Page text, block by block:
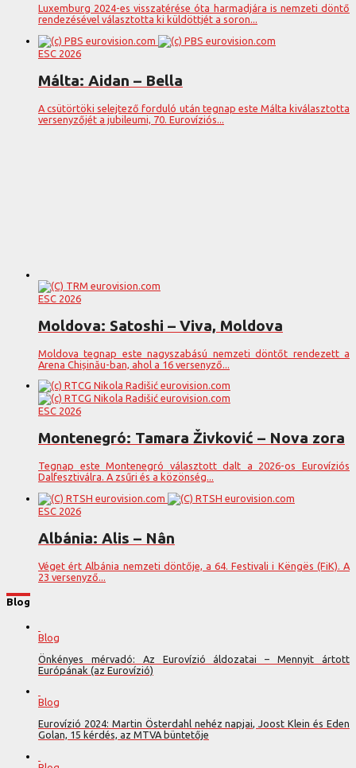
Luxemburg 2024-es visszatérése óta harmadjára is nemzeti döntő
rendezésével választotta ki küldöttjét a soron...
ESC 2026
Málta: Aidan – Bella
A csütörtöki selejtező forduló után tegnap este Málta kiválasztotta
versenyzőjét a jubileumi, 70. Eurovíziós...
ESC 2026
Moldova: Satoshi – Viva, Moldova
Moldova tegnap este nagyszabású nemzeti döntőt rendezett a
Arena Chișinău-ban, ahol a 16 versenyző...
ESC 2026
Montenegró: Tamara Živković – Nova zora
Tegnap este Montenegró választott dalt a 2026-os Eurovíziós
Dalfesztiválra. A zsűri és a közönség...
ESC 2026
Albánia: Alis – Nân
Véget ért Albánia nemzeti döntője, a 64. Festivali i Këngës (FiK). A
23 versenyző...
Blog
Blog
Önkényes mérvadó: Az Eurovízió áldozatai – Mennyit ártott
Európának (az Eurovízió)
Blog
Eurovízió 2024: Martin Österdahl nehéz napjai, Joost Klein és Eden
Golan, 15 kérdés, az MTVA büntetője